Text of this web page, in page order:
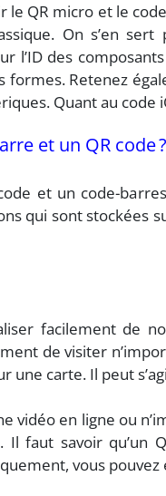
le QR micro et le
On s’en
l’ID des
Retenez
Quant au code
et un QR code ?
et un code-
qui sont
facilement de
de visiter
une carte. Il peut
vidéo en ligne ou
. Il faut savoir qu’un
vous